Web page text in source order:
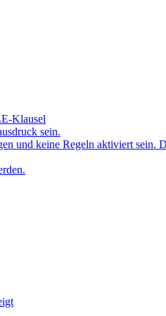
Klausel
sein.
und keine Regeln aktiviert sein.